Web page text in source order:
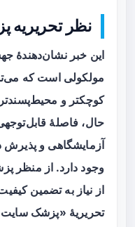
نظر
این خبر نشان‌دهندهٔ
مولکولی است که
حال، فاصلهٔ
آزمایشگاهی و پذیرش
وجود دارد. از منظر
از نیاز به تضمین
تحریریهٔ «پزشک سایت»